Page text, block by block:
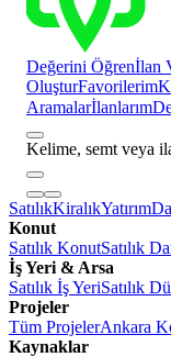
Değerini Öğrenİlan
OluşturFavorilerim
Aramalarİlanlarım
Kelime, semt veya
SatılıkKiralıkYatırım
Konut
Satılık KonutSatılık
İş Yeri & Arsa
Satılık İş YeriSatılık
Projeler
Tüm ProjelerAnkara
Kaynaklar